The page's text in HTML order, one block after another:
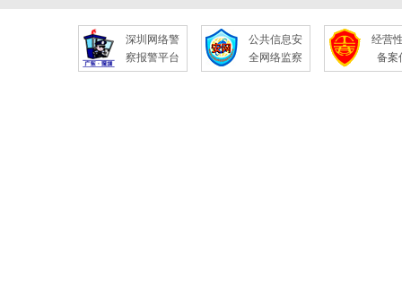
深圳网络警
察报警平台
公共信息安
全网络监察
经营
备案